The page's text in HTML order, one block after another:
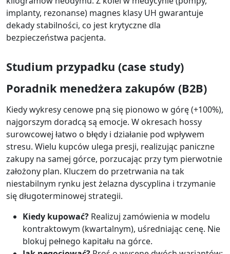
implanty, rezonanse) magnes klasy UH gwarantuje
dekady stabilności, co jest krytyczne dla
bezpieczeństwa pacjenta.
Studium przypadku (case study)
Poradnik menedżera zakupów (B2B)
Kiedy wykresy cenowe pną się pionowo w górę (+100%),
najgorszym doradcą są emocje. W okresach hossy
surowcowej łatwo o błędy i działanie pod wpływem
stresu. Wielu kupców ulega presji, realizując paniczne
zakupy na samej górce, porzucając przy tym pierwotnie
założony plan. Kluczem do przetrwania na tak
niestabilnym rynku jest żelazna dyscyplina i trzymanie
się długoterminowej strategii.
Kiedy kupować? Realizuj zamówienia w modelu
kontraktowym (kwartalnym), uśredniając cenę. Nie
blokuj pełnego kapitału na górce.